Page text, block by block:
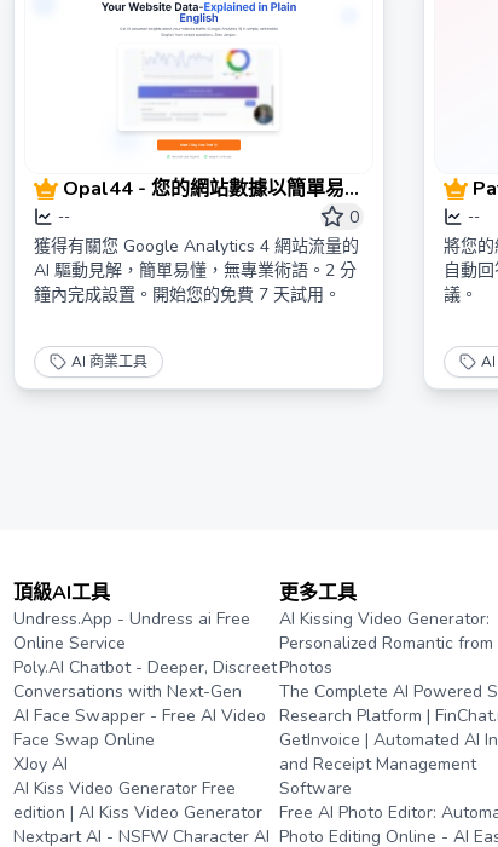
Opal44 - 您的網站數據以簡單易
懂的方式解釋 | AI 驅動的 Google
Analytics 洞察
--
0
獲得有關您 Google Analytics 4 網站流量的
AI 驅動見解，簡單易懂，無專業術語。2 分
鐘內完成設置。開始您的免費 7 天試用。
AI 商業工具
器
--
將您
自動
議。
AI
頂級AI工具
Undress.App - Undress ai Free
Online Service
Poly.AI Chatbot - Deeper, Discreet
Conversations with Next-Gen
AI Face Swapper - Free AI Video
Face Swap Online
XJoy AI
AI Kiss Video Generator Free
edition | AI Kiss Video Generator
Nextpart AI - NSFW Character AI
更多工具
AI Kissing Video Generator:
Personalized Romantic from
Photos
The Complete AI Powered
Research Platform |
GetInvoice | Automated AI
and Receipt Management
Software
Free AI Photo Editor:
Photo Editing Online - AI